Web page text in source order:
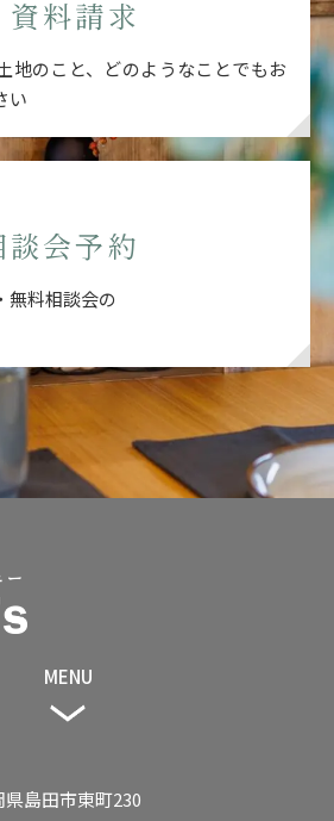
料請求
地のこと、どのようなことでもお
い
談会予約
無料相談会の
MENU
島田市東町230